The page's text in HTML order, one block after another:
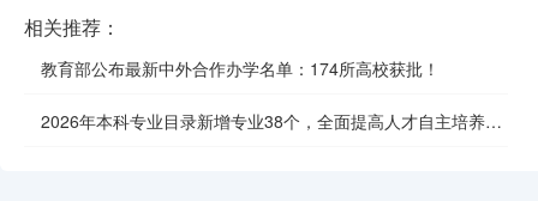
相关推荐：
教育部公布最新中外合作办学名单：174所高校获批！
2026年本科专业目录新增专业38个，全面提高人才自主培养质